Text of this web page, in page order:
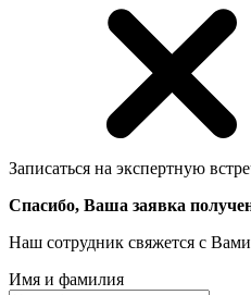
Записаться на экспертную
Спасибо, Ваша заявка
Наш сотрудник свяжется с
Имя и фамилия